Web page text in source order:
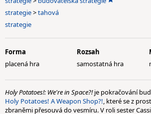
strategie>tahová
strategie
Forma
placená hra
Rozsah
samostatná hra
Holy Potatoes!: We're in Space?!je pokračování
Holy Potatoes! A Weapon Shop?!, které se z
zbraněmi přesouvá do vesmíru. V roli sester